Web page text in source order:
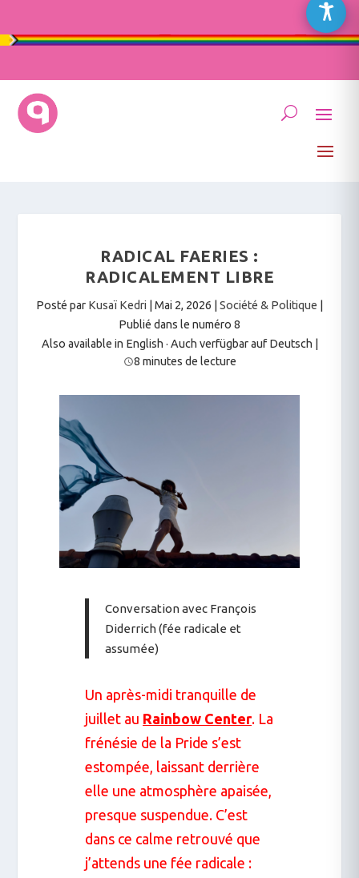
RADICAL FAERIES :
RADICALEMENT LIBRE
Posté par Kusaï Kedri Mai 2, 2026 Société & Politique
Publié dans le numéro 8
Also available in English · Auch verfügbar auf Deutsch
8 minutes de lecture
Conversation avec François
Diderrich (fée radicale et
assumée)
Un après-midi tranquille de
juillet au Rainbow Center. La
frénésie de la Pride s’est
estompée, laissant derrière
elle une atmosphère apaisée,
presque suspendue. C’est
dans ce calme retrouvé que
j’attends une fée radicale :